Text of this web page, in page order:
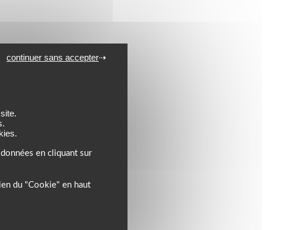
en cliquant sur
du "Cookie" en haut
continuer sans accepter